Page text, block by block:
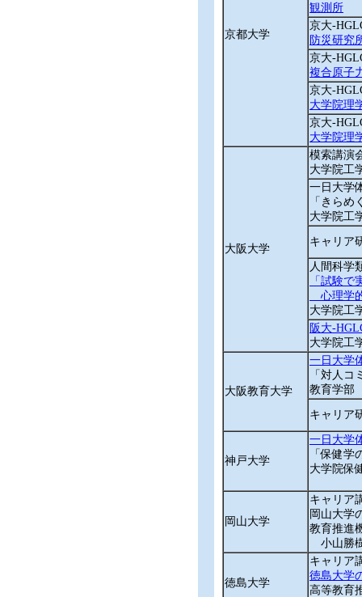
京都大学
観測所
京大
防災研究
京大
複合原子
京大
大学院理
京大
大学院理
大阪大学
模索講演
大学院工
一日大学
「きらめ
大学院工
キャリア
人間科学
「試験
心理学
大学院工
阪大
大学院工
大阪教育大学
一日大学
「対人
教育学部
キャリア
神戸大学
一日大学
「保健学
大学院保
岡山大学
キャリア
岡山大学
教育推進
小山
徳島大学
キャリア
徳島大学
高等教育